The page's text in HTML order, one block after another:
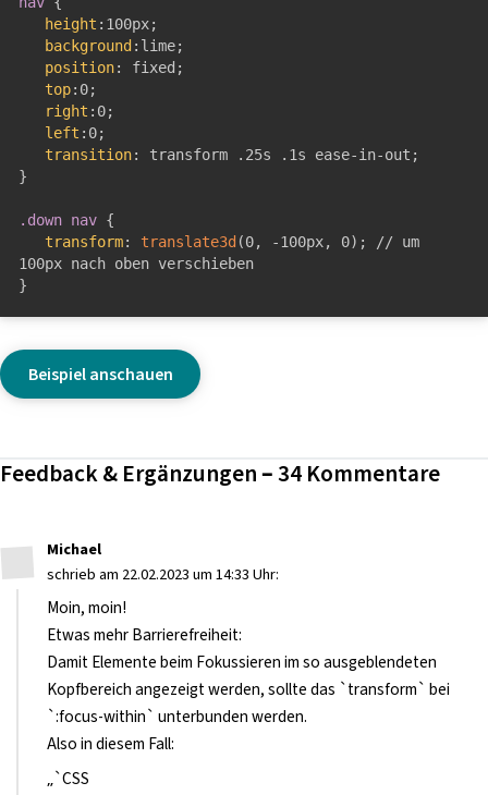
height : 100px;
background : lime;
position: fixed ;
top: 0;
right : 0;
left : 0;
transition: transform .25s .1s ease-in-out ;
}
.down nav {
transform: translate3d (0, -100px, 0) ;
// um
}
Beispiel anschauen
Feedback & Ergänzungen – 34 Kommentare
Michael
schrieb am 22.02.2023 um 14:33 Uhr:
Moin, moin!
Etwas mehr Barrierefreiheit:
Damit Elemente beim Fokussieren im so ausgeblendeten
Kopfbereich angezeigt werden, sollte das `transform` bei
`:focus-within` unterbunden werden.
Also in diesem Fall:
„`CSS